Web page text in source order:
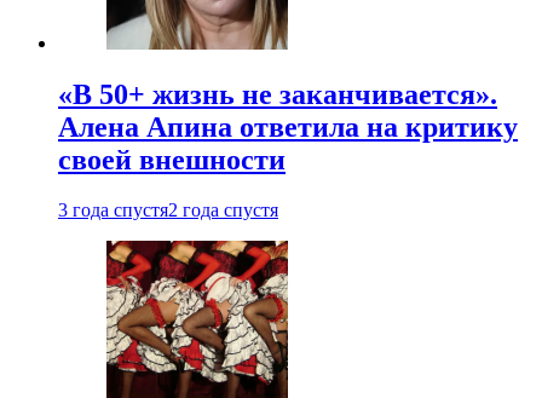
«В 50+ жизнь не заканчивается».
Алена Апина ответила на критику
своей внешности
3 года спустя2 года спустя